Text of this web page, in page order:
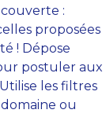
:
proposées
! Dépose
postuler aux
les filtres
ou